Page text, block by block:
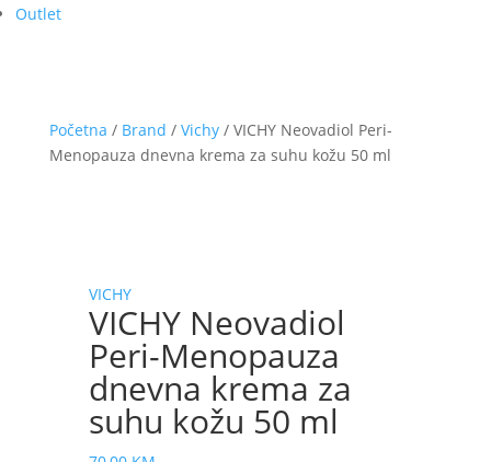
Outlet
Početna / Brand / Vichy/ VICHY Neovadiol Peri-
Menopauza dnevna krema za suhu kožu 50 ml
VICHY
VICHY Neovadiol
Peri-Menopauza
dnevna krema za
suhu kožu 50 ml